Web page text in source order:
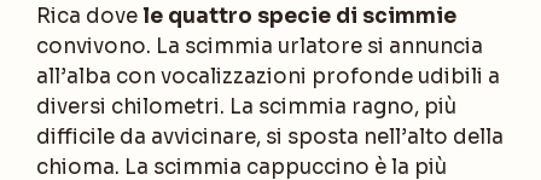
Rica dovele quattro specie di scimmie
convivono. La scimmia urlatore si annuncia
all’alba con vocalizzazioni profonde udibili a
diversi chilometri. La scimmia ragno, più
difficile da avvicinare, si sposta nell’alto della
chioma. La scimmia cappuccino è la più